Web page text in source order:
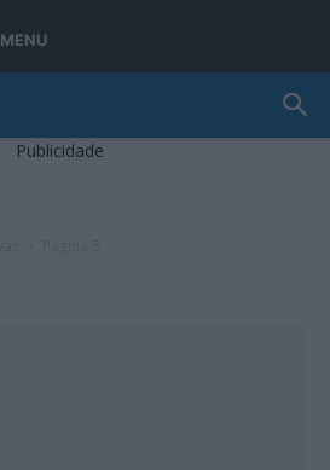
MENU
Publicidade